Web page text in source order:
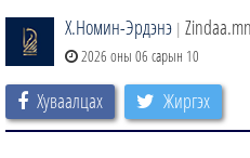
Х.Номин-Эрдэнэ | Zindaa.mn
2026 оны 06 сарын 10
Хуваалцах Жиргэх